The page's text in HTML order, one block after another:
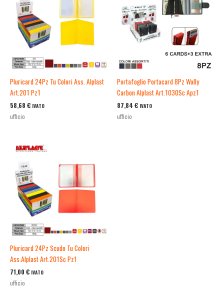
Pluricard 24Pz Tu Colori Ass. Alplast
Art.201 Pz1
58,68 € IVATO
ufficio
Portafoglio Portacard 8Pz Wally
Carbon Alplast Art.1030Sc Apz1
87,84 € IVATO
ufficio
Pluricard 24Pz Scudo Tu Colori
Ass.Alplast Art.201Sc Pz1
71,00 € IVATO
ufficio